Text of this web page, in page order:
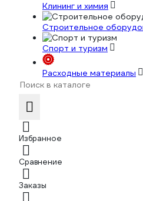
Клининг и химия
Строительное
Спорт и туризм
Расходные материалы
Избранное
Сравнение
Заказы